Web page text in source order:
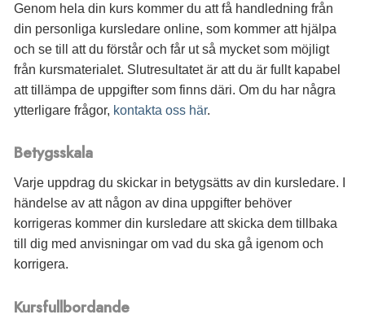
Genom hela din kurs kommer du att få handledning från
din personliga kursledare online, som kommer att hjälpa
och se till att du förstår och får ut så mycket som möjligt
från kursmaterialet. Slutresultatet är att du är fullt kapabel
att tillämpa de uppgifter som finns däri. Om du har några
ytterligare frågor, kontakta oss här.
Betygsskala
Varje uppdrag du skickar in betygsätts av din kursledare. I
händelse av att någon av dina uppgifter behöver
korrigeras kommer din kursledare att skicka dem tillbaka
till dig med anvisningar om vad du ska gå igenom och
korrigera.
Kursfullbordande